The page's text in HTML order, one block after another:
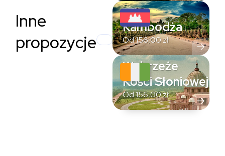
Inne
propozycje
Kambodża
Od156,00zł
Wybrzeże
Kości Słoniowej
Od156,00zł